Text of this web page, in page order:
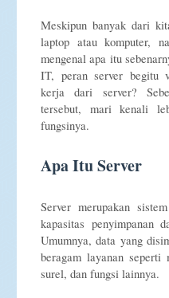
Meskipun banyak dari
laptop atau komputer,
mengenal apa itu
IT, peran server begitu
kerja dari server?
tersebut, mari kenali
fungsinya.
Apa Itu Server
Server merupakan
kapasitas penyimpanan
Umumnya, data yang
beragam layanan seperti
surel, dan fungsi lainnya.